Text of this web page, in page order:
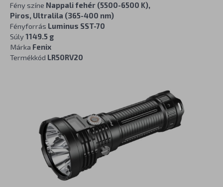
Fény színe Nappali fehér (5500-6500 K),
Piros, Ultralila (365-400 nm)
Fényforrás Luminus SST-70
Súly1149.5 g
Márka Fenix
Termékkód LR50RV20